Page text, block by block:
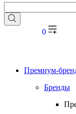
0
Премиум-
Бренды